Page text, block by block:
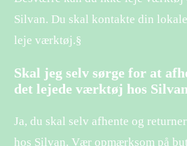
Silvan. Du skal kontakte din
leje værktøj.§
Skal jeg selv sørge for at
det lejede værktøj hos
Ja, du skal selv afhente og
hos Silvan. Vær opmærksom på